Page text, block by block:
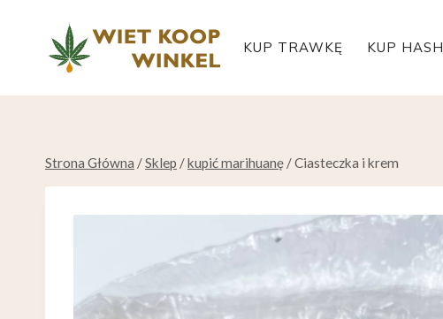
KUP TRAWKĘ KUP HASH
Strona Główna /Sklep /kupić marihuanę /Ciasteczka i krem